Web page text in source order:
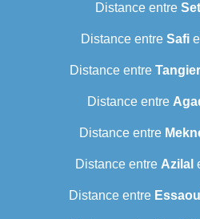
Distance entre
Distance entre Safi
Distance entre Tangier
Distance entre
Distance entre
Distance entre Azilal
Distance entre